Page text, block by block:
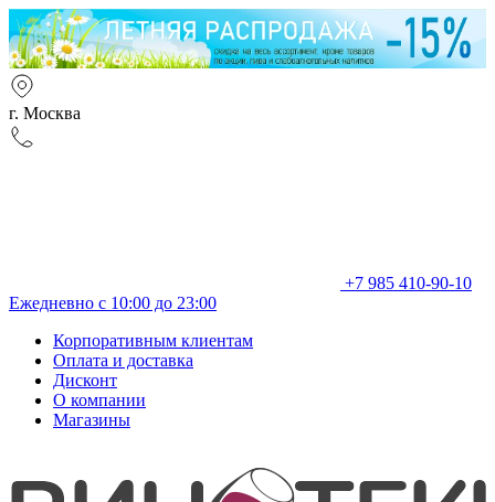
г. Москва
+7 985 410-90-10
Ежедневно с 10:00 до 23:00
Корпоративным клиентам
Оплата и доставка
Дисконт
О компании
Магазины